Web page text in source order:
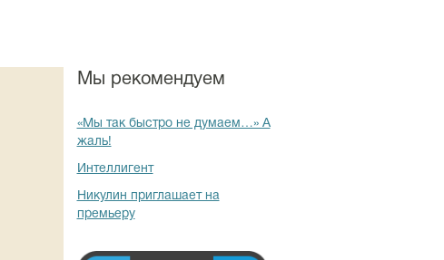
Мы рекомендуем
«Мы так быстро не думаем…» А
жаль!
Интеллигент
Никулин приглашает на
премьеру